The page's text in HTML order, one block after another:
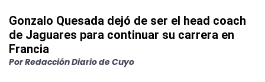
Gonzalo Quesada dejó de ser el head coach
de Jaguares para continuar su carrera en
Francia
Por Redacción Diario de Cuyo